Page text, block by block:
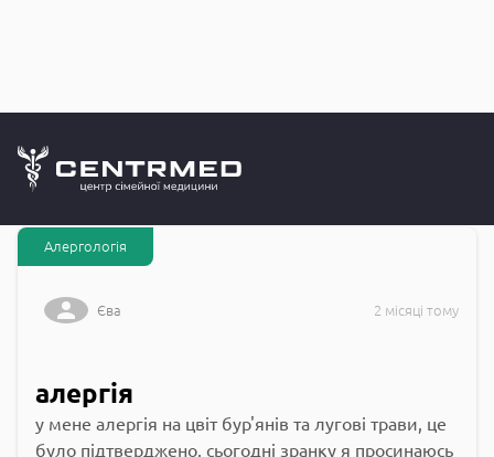
CENTRMED: Задай питання лікарю онлайн
Алергологія
Єва 2 місяці тому
алергія
у мене алергія на цвіт бур'янів та лугові трави, це
було підтверджено. сьогодні зранку я просинаюсь